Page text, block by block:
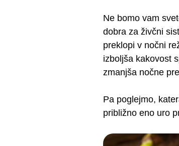
Ne bomo vam
dobra za živčni
preklopi v nočni
izboljša kakovost
zmanjša nočne
Pa poglejmo,
približno eno uro